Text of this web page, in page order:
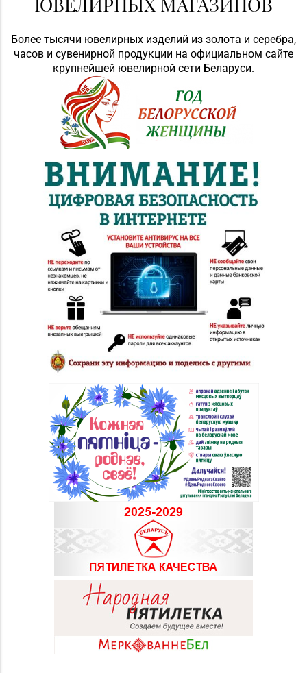
Более тысячи ювелирных изделий из золота и серебра,
часов и сувенирной продукции на официальном сайте
крупнейшей ювелирной сети Беларуси.